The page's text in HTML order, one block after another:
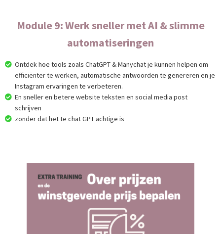
Module 9: Werk sneller met AI & slimme
automatiseringen
Ontdek hoe tools zoals ChatGPT & Manychat je kunnen helpen om
efficiënter te werken, automatische antwoorden te genereren en je
Instagram ervaringen te verbeteren.
En sneller en betere website teksten en social media post
schrijven
zonder dat het te chat GPT achtige is